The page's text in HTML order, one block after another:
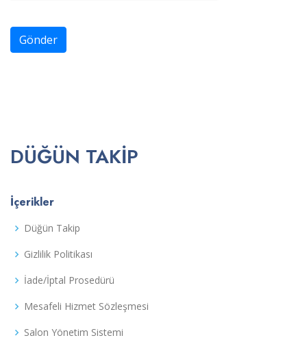
Gönder
DÜĞÜN TAKIP
İçerikler
Düğün Takip
Gizlilik Politikası
İade/İptal Prosedürü
Mesafeli Hizmet Sözleşmesi
Salon Yönetim Sistemi